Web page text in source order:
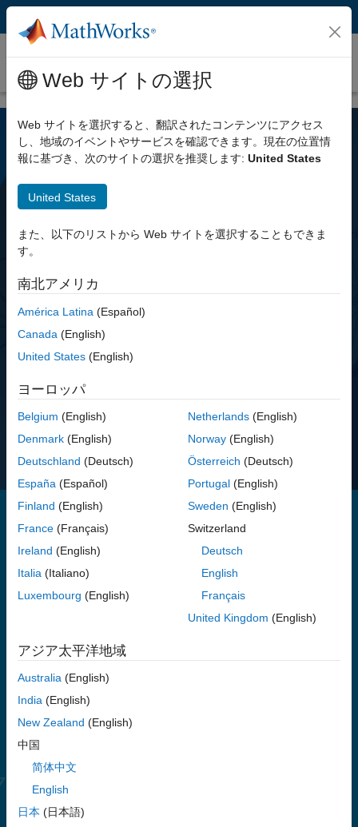
コンテンツへスキップ
RF Toolbox
更新
RF コンポーネントのネットワークを設計、
モデル化、解析
無料評価版を試す
ご質問はありますか? 営業へのお問い合わせ
RF Toolbox には、無線通信、レーダー、およびシグナル インテグ
リティのアプリケーションで使用される無線周波数 (RF) ネットワ
ークの設計、モデル化、解析、および可視化を行うための関数とア
プリが用意されています。
フィルター、伝送線路、増幅器、ミキサーなどの RF ネットワーク
ーター、または物理特性を使用してモデル化できます。理想化され
たベースバンドモデルにより、システムレベルのテストベンチや
シミュレーションを実行できます。RF Budget Analyzer アプリで
は、トランシーバー チェーンのゲイン、ノイズ、パワーバジェット
を解析し、RF Blockset モデルを生成できます。
S、Y、Z、T ネットワーク パラメーターの解析と変換を行い、直交
座標プロット、極座標プロット、または Smith チャートで結果を可
視化できます。また、受動性のディエンベディングや確認、適用の
Web サイトの選択
Web サイトを選択すると、翻訳されたコンテンツにアクセス
し、地域のイベントやサービスを確認できます。現在の位置情
報に基づき、次のサイトの選択を推奨します: United States
United States
また、以下のリストから Web サイトを選択することもできま
す。
南北アメリカ
América Latina (Español)
Canada (English)
United States (English)
ヨーロッパ
Belgium (English)
Denmark (English)
Deutschland (Deutsch)
España (Español)
Finland (English)
France (Français)
Ireland (English)
Italia (Italiano)
Luxembourg (English)
Netherlands(English)
Norway(English)
Österreich (Deutsch)
Portugal(English)
Sweden (English)
Switzerland
Deutsch
English
Français
United Kingdom (English)
アジア太平洋地域
Australia (English)
India (English)
New Zealand (English)
中国
简体中文
English
日本 (日本語)